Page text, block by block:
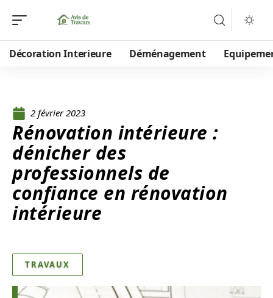
Décoration Interieure Déménagement
2 février 2023
Rénovation intérieure :
dénicher des
professionnels de
confiance en rénovation
intérieure
TRAVAUX